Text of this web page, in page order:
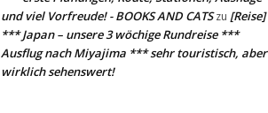
und viel Vorfreude! - BOOKS AND CATSzu [Reise]
*** Japan – unsere 3 wöchige Rundreise ***
Ausflug nach Miyajima *** sehr touristisch, aber
wirklich sehenswert!